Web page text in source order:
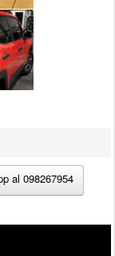
al 098267954